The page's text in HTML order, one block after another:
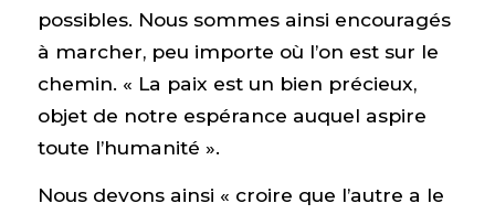
possibles. Nous sommes ainsi encouragés
à marcher, peu importe où l’on est sur le
chemin. « La paix est un bien précieux,
objet de notre espérance auquel aspire
toute l’humanité ».
Nous devons ainsi « croire que l’autre a le